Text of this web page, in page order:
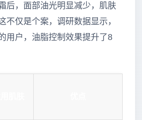
后，面部油光明显减少，肌肤
不仅是个案，调研数据显示，
用户，油脂控制效果提升了8